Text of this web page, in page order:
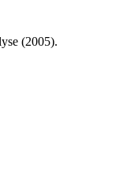
(2005).